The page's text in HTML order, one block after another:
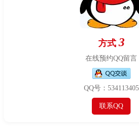
方式 3
在线预约QQ留言
QQ号：534113405
联系QQ